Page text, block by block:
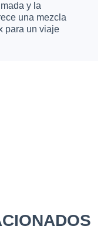
y la
una mezcla
para un viaje